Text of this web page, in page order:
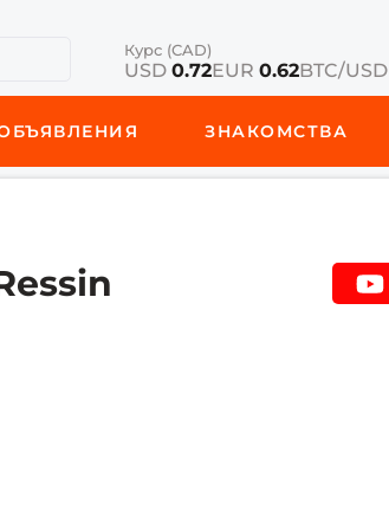
Курс (CAD)
USD 0.72EUR 0.62BTC/USD
ЗНАКОМСТВА